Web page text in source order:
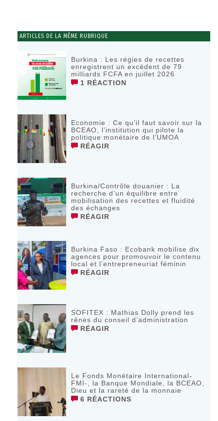
ARTICLES DE LA MÊME RUBRIQUE
Burkina : Les régies de recettes
enregistrent un excédent de 79
milliards FCFA en juillet 2026
1 RÉACTION
Economie : Ce qu’il faut savoir sur la
BCEAO, l’institution qui pilote la
politique monétaire de l’UMOA
RÉAGIR
Burkina/Contrôle douanier : La
recherche d’un équilibre entre
mobilisation des recettes et fluidité
des échanges
RÉAGIR
Burkina Faso : Ecobank mobilise dix
agences pour promouvoir le contenu
local et l’entrepreneuriat féminin
RÉAGIR
SOFITEX : Mathias Dolly prend les
rênes du conseil d’administration
RÉAGIR
Le Fonds Monétaire International-
FMI-, la Banque Mondiale, la BCEAO,
Dieu et la rareté de la monnaie
6 RÉACTIONS